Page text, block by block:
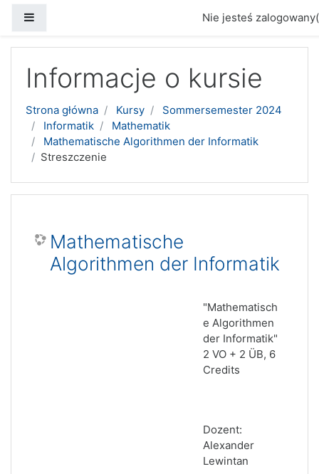
Nie jesteś
Informacje o kursie
Strona główna Kursy
Sommersemester 2024
Informatik
Mathematik
Mathematische Algorithmen der Informatik
Streszczenie
Mathematische
Algorithmen der Informatik
"Mathematisch
e Algorithmen
der Informatik"
2 VO + 2 ÜB, 6
Credits
Dozent:
Alexander
Lewintan